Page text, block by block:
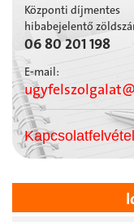
Központi díjmentes
hibabejelentő
06 80 201 198
E-mail:
Kapcsolatfelvétel